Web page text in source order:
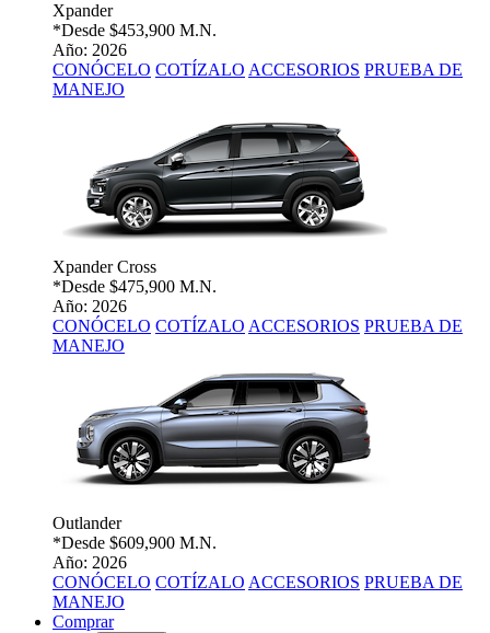
Xpander
*Desde $453,900 M.N.
Año: 2026
CONÓCELO COTÍZALO ACCESORIOS PRUEBA DE
MANEJO
Xpander Cross
*Desde $475,900 M.N.
Año: 2026
CONÓCELO COTÍZALO ACCESORIOS PRUEBA DE
MANEJO
Outlander
*Desde $609,900 M.N.
Año: 2026
CONÓCELO COTÍZALO ACCESORIOS PRUEBA DE
MANEJO
Comprar